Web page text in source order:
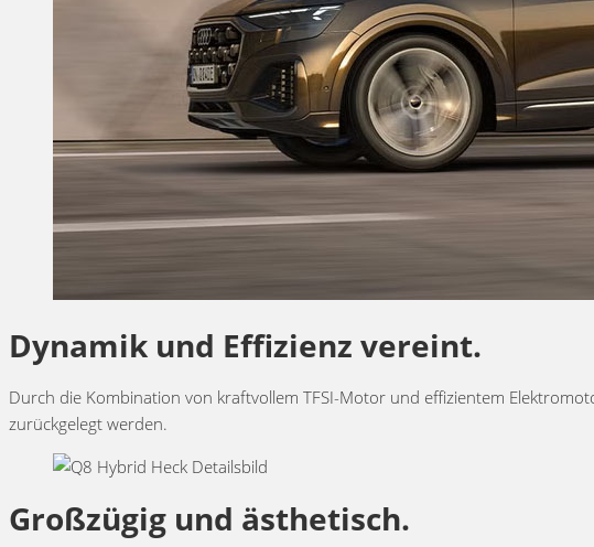
Dynamik und Effizienz vereint.
Durch die Kombination von kraftvollem TFSI-Motor und effizientem
zurückgelegt werden.
Großzügig und ästhetisch.